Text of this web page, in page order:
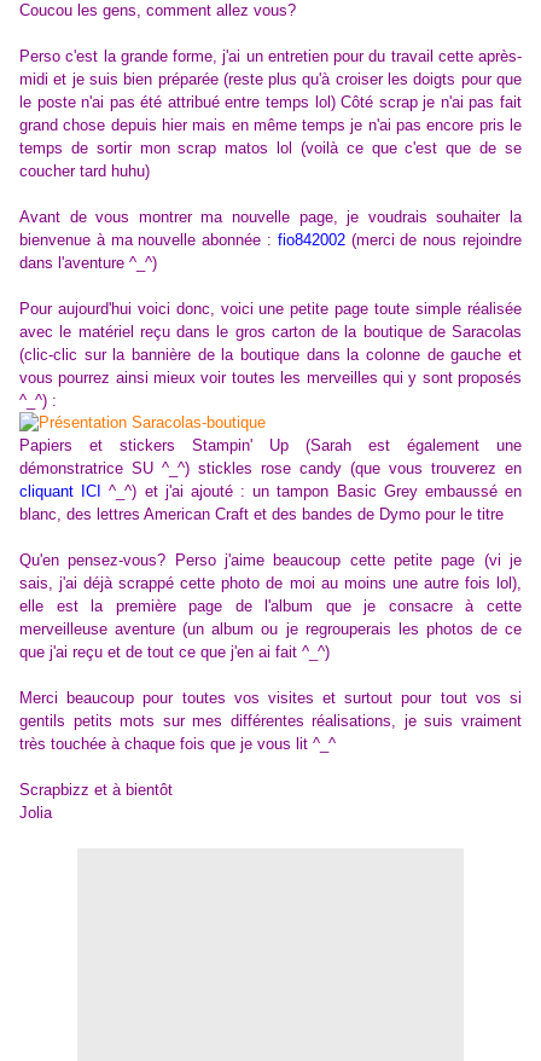
Coucou les gens, comment allez vous?
Perso c'est la grande forme, j'ai un entretien pour du travail cette après-
midi et je suis bien préparée (reste plus qu'à croiser les doigts pour que
le poste n'ai pas été attribué entre temps lol) Côté scrap je n'ai pas fait
grand chose depuis hier mais en même temps je n'ai pas encore pris le
temps de sortir mon scrap matos lol (voilà ce que c'est que de se
coucher tard huhu)
Avant de vous montrer ma nouvelle page, je voudrais souhaiter la
bienvenue à ma nouvelle abonnée : fio842002(merci de nous rejoindre
dans l'aventure ^_^)
Pour aujourd'hui voici donc, voici une petite page toute simple réalisée
avec le matériel reçu dans le gros carton de la boutique de Saracolas
(clic-clic sur la bannière de la boutique dans la colonne de gauche et
vous pourrez ainsi mieux voir toutes les merveilles qui y sont proposés
^_^) :
Papiers et stickers Stampin' Up (Sarah est également une
démonstratrice SU ^_^) stickles rose candy (que vous trouverez en
cliquant ICI
^_^) et j'ai ajouté : un tampon Basic Grey embaussé en
blanc, des lettres American Craft et des bandes de Dymo pour le titre
Qu'en pensez-vous? Perso j'aime beaucoup cette petite page (vi je
sais, j'ai déjà scrappé cette photo de moi au moins une autre fois lol),
elle est la première page de l'album que je consacre à cette
merveilleuse aventure (un album ou je regrouperais les photos de ce
que j'ai reçu et de tout ce que j'en ai fait ^_^)
Merci beaucoup pour toutes vos visites et surtout pour tout vos si
gentils petits mots sur mes différentes réalisations, je suis vraiment
très touchée à chaque fois que je vous lit ^_^
Scrapbizz et à bientôt
Jolia